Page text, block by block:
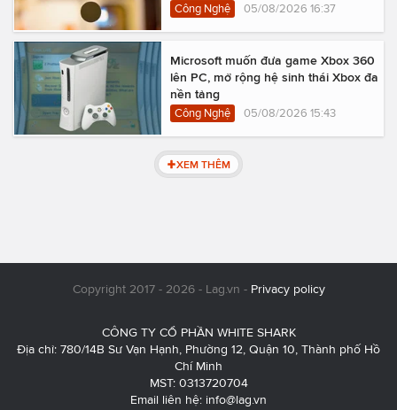
Công Nghệ 05/08/2026 16:37
Microsoft muốn đưa game Xbox 360
lên PC, mở rộng hệ sinh thái Xbox đa
nền tảng
Công Nghệ 05/08/2026 15:43
XEM THÊM
Copyright 2017 - 2026 - Lag.vn - Privacy policy
CÔNG TY CỔ PHẦN WHITE SHARK
Địa chỉ: 780/14B Sư Vạn Hạnh, Phường 12, Quận 10, Thành phố Hồ
Chí Minh
MST: 0313720704
Email liên hệ: info@lag.vn